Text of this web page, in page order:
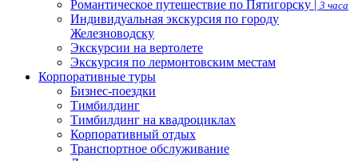
Романтическое путешествие по Пятигорску | 3 часа
Индивидуальная экскурсия по городу
Железноводску
Экскурсии на вертолете
Экскурсия по лермонтовским местам
Корпоративные туры
Бизнес-поездки
Тимбилдинг
Тимбилдинг на квадроциклах
Корпоративный отдых
Транспортное обслуживание